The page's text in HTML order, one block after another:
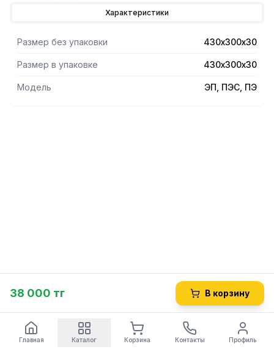
Характеристики
Размер без упаковки 430х300х30
Размер в упаковке 430х300х30
Модель ЭП, ПЭС, ПЭ
38 000 тг В корзину
Главная Каталог Корзина Контакты Профиль